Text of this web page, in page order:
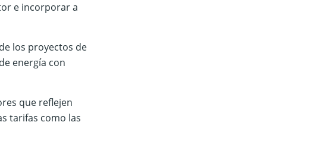
e incorporar a
los proyectos de
energía con
que reflejen
tarifas como las